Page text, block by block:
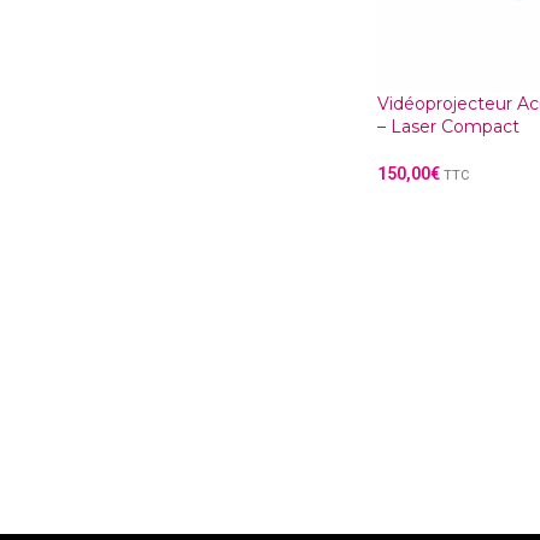
Vidéoprojecteur
– Laser Compact
150,00€ TTC